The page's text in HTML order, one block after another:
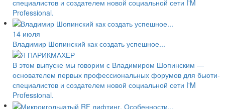
специалистов и создателем новой социальной сети I'M
Professional.
14 июля
Владимир Шопинский как создать успешное...
В этом выпуске мы говорим с Владимиром Шопинским —
основателем первых профессиональных форумов для бьюти-
специалистов и создателем новой социальной сети I'M
Professional.